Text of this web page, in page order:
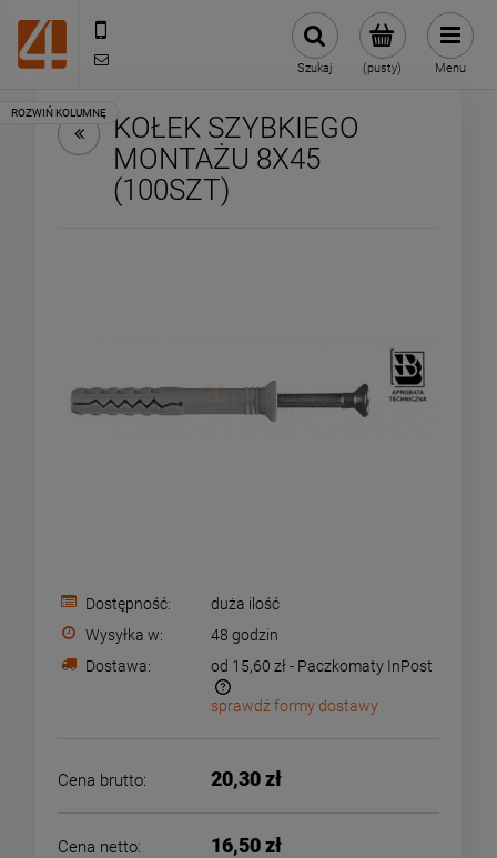
(pusty)
Szukaj Menu
KOŁEK SZYBKIEGO
MONTAŻU 8X45
(100SZT)
Dostępność:
duża ilość
Wysyłka w:
48 godzin
Dostawa:
od 15,60 zł - Paczkomaty InPost
Cena nie zawiera ewentualnych kosztów płatności
sprawdź formy dostawy
Cena brutto: 20,30 zł
Cena netto: 16,50 zł